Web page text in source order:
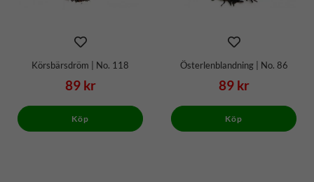
Körsbärsdröm | No. 118
89 kr
Köp
Österlenblandning | No. 86
89 kr
Köp